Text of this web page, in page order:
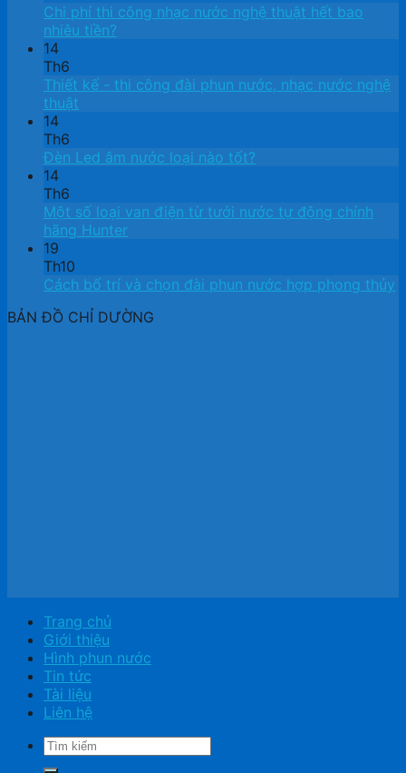
Chi phí thi công nhạc nước nghệ thuật hết bao
nhiêu tiền?
14
Th6
Thiết kế ​- thi công đài phun nước, nhạc nước nghệ
thuật
14
Th6
Đèn Led âm nước loại nào tốt?
14
Th6
Một số loại van điện từ tưới nước tự động chính
hãng Hunter
19
Th10
Cách bố trí và chọn đài phun nước hợp phong thủy
BẢN ĐỒ CHỈ DƯỜNG
Trang chủ
Giới thiệu
Hình phun nước
Tin tức
Tài liệu
Liên hệ
Tìm